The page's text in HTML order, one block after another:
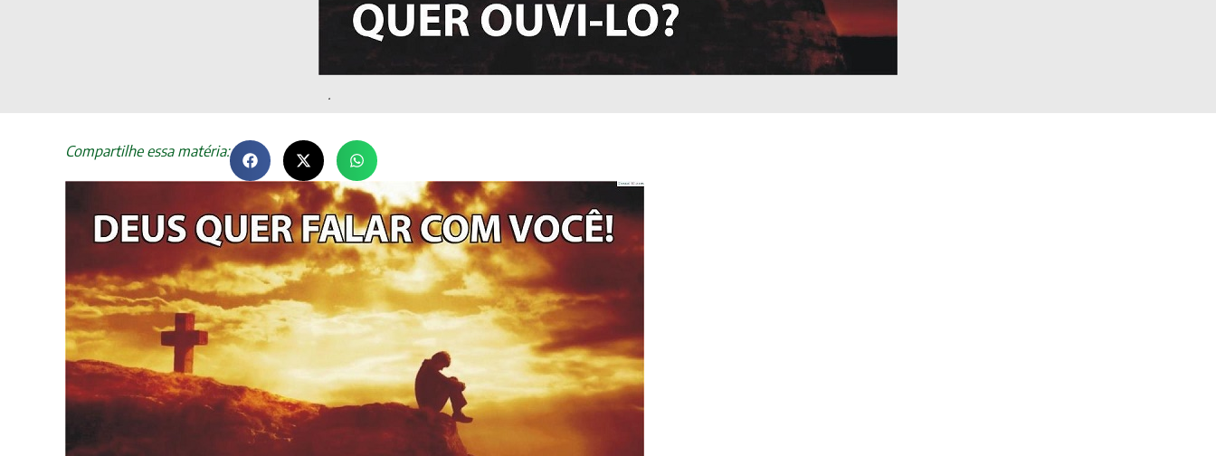
.
Compartilhe essa matéria: